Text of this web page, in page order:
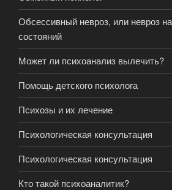
Обсессивный невроз, или невроз
состояний
Может ли психоанализ вылечить?
Помощь детского психолога
Психозы и их лечение
Психологическая консультация
Психологическая консультация
Кто такой психоаналитик?